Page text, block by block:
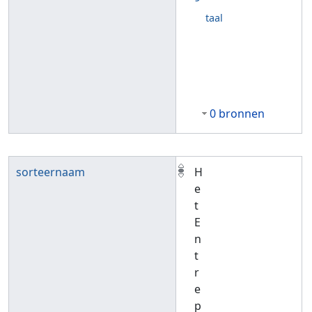
taal
0 bronnen
sorteernaam
H
e
t
E
n
t
r
e
p